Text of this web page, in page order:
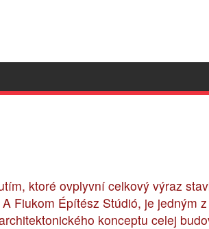
ktoré ovplyvní celkový výraz
Fiukom Építész Stúdió, je jedným
konceptu celej